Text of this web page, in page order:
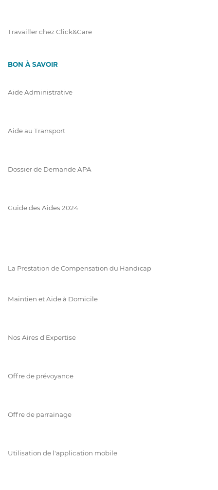
Travailler chez Click&Care
BON À SAVOIR
Aide Administrative
Aide au Transport
Dossier de Demande APA
Guide des Aides 2024
La Prestation de Compensation du Handicap
Maintien et Aide à Domicile
Nos Aires d'Expertise
Offre de prévoyance
Offre de parrainage
Utilisation de l'application mobile